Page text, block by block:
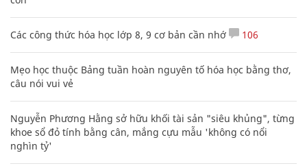
Các công thức hóa học lớp 8, 9 cơ bản cần nhớ 106
Mẹo học thuộc Bảng tuần hoàn nguyên tố hóa học bằng thơ,
câu nói vui vẻ
Nguyễn Phương Hằng sở hữu khối tài sản "siêu khủng", từng
khoe sổ đỏ tính bằng cân, mắng cựu mẫu 'không có nổi
nghìn tỷ'